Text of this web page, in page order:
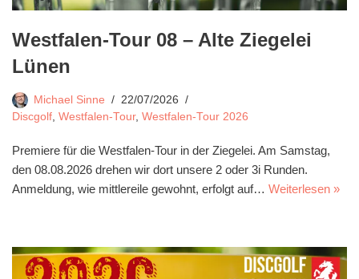
Westfalen-Tour 08 – Alte Ziegelei
Lünen
Michael Sinne
22/07/2026
Discgolf, Westfalen-Tour, Westfalen-Tour 2026
Premiere für die Westfalen-Tour in der Ziegelei. Am Samstag,
den 08.08.2026 drehen wir dort unsere 2 oder 3i Runden.
Anmeldung, wie mittlereile gewohnt, erfolgt auf… Weiterlesen »